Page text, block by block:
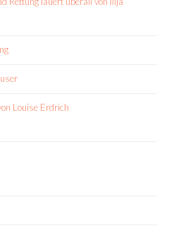
Louise Erdrich